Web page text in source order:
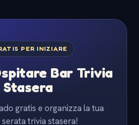
PER INIZIARE
Bar Trivia
Stasera
gratis e organizza la tua
trivia stasera!